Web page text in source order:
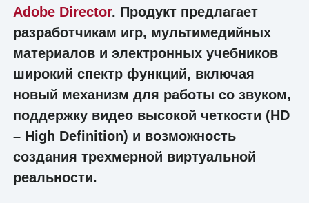
Adobe Director. Продукт предлагает
разработчикам игр, мультимедийных
материалов и электронных учебников
широкий спектр функций, включая
новый механизм для работы со звуком,
поддержку видео высокой четкости (HD
– High Definition) и возможность
создания трехмерной виртуальной
реальности.